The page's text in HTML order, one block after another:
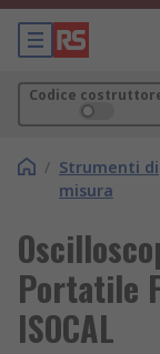
Codice
/ Strumenti di
misura
Portatile
ISOCAL